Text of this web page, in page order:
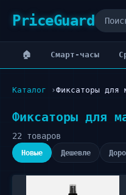
PriceGuard
🏠 Cмарт-часы
Каталог Фиксаторы для
Фиксаторы для
22 товаров
Новые Дешевле